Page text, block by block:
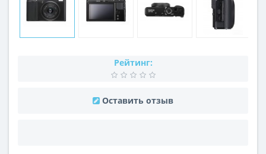
Рейтинг:
Оставить отзыв